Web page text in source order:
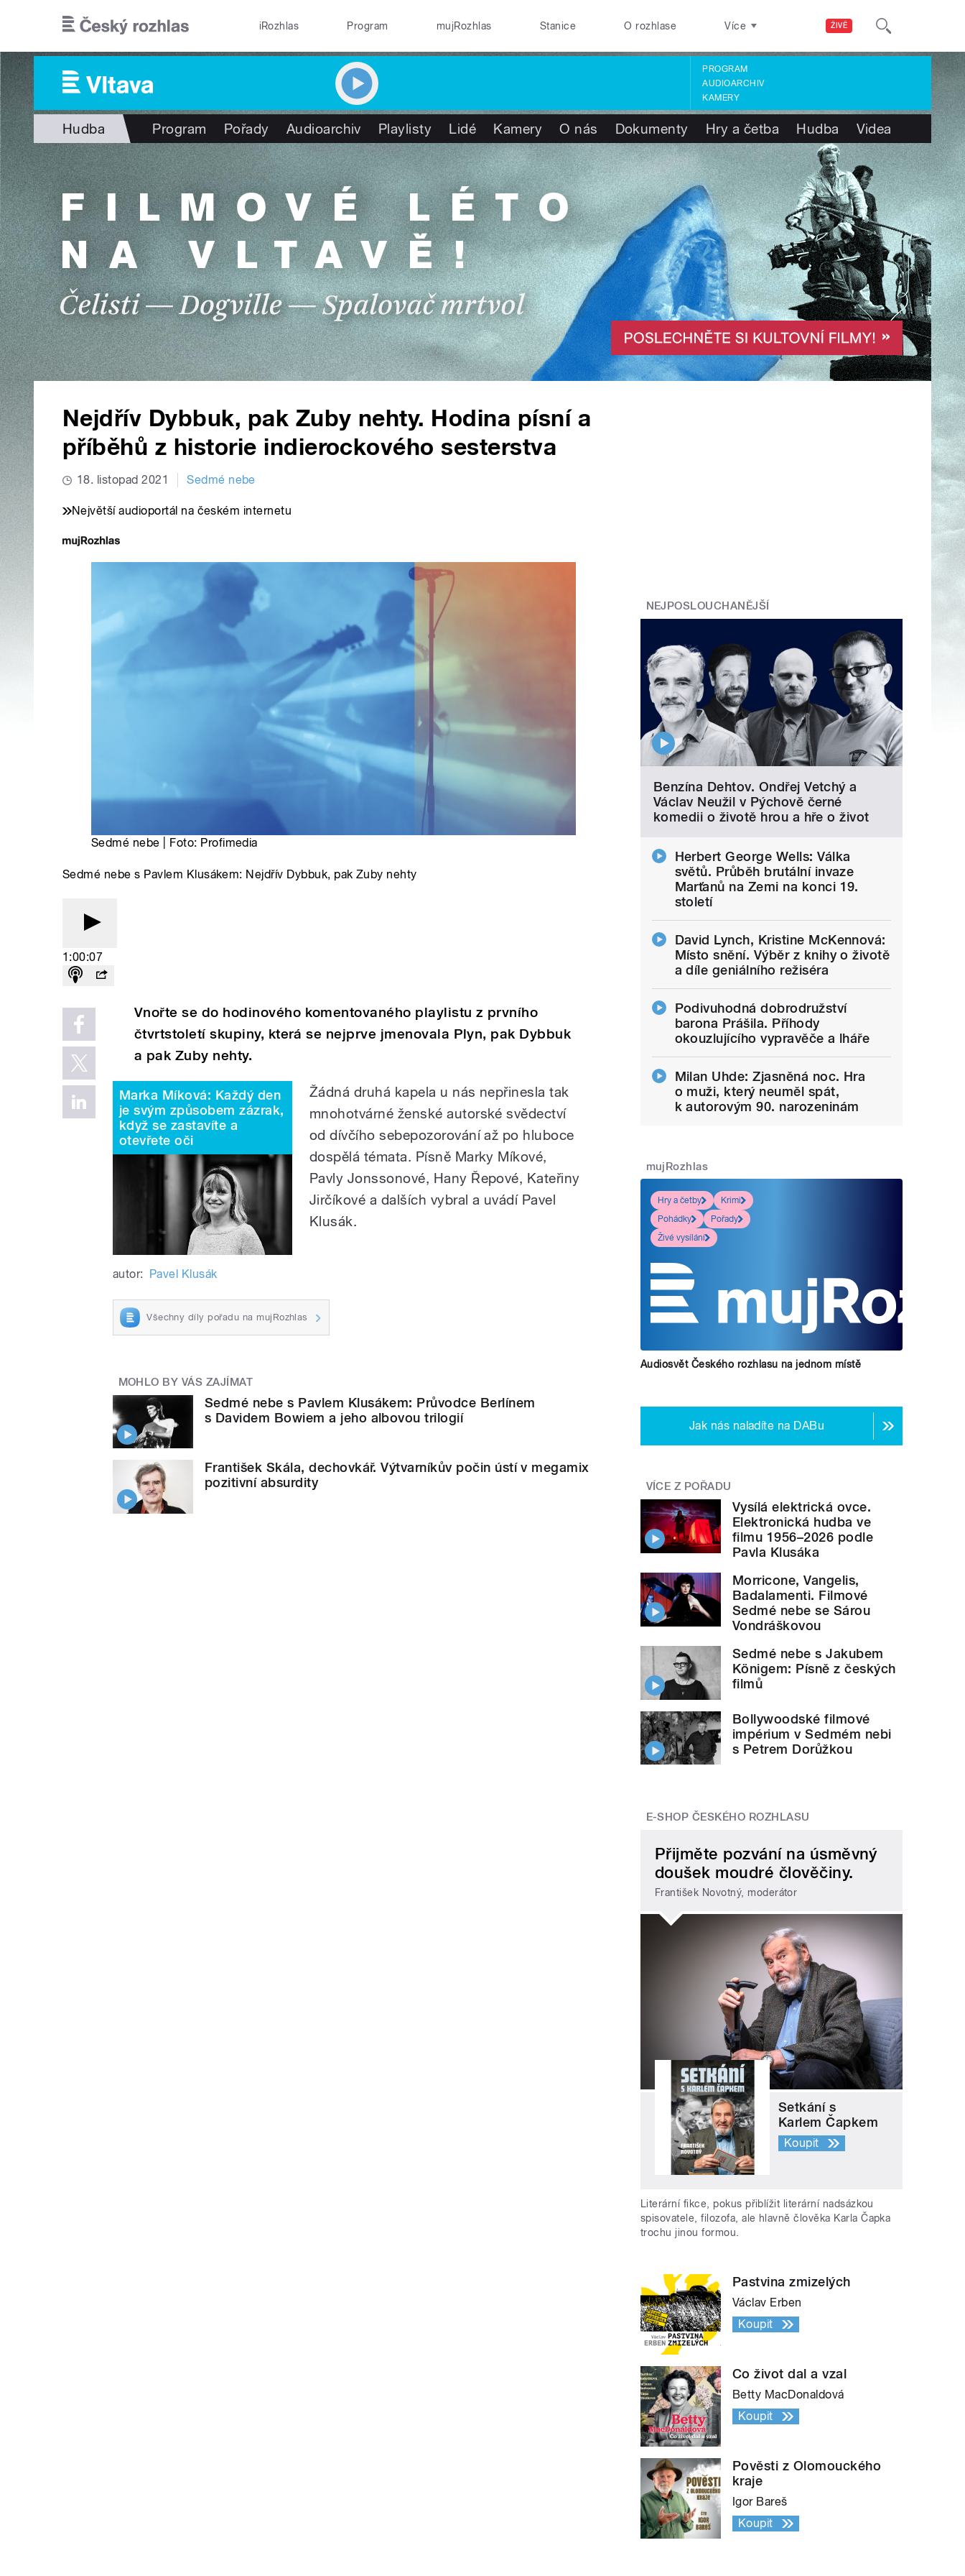
ŽIVĚ
iRozhlas Program mujRozhlas Stanice O rozhlase Více
PROGRAM
AUDIOARCHIV
KAMERY
Hudba Program Pořady Audioarchiv Playlisty Lidé Kamery O nás Dokumenty Hry a četba Hudba Videa
Nejdřív Dybbuk, pak Zuby nehty. Hodina písní a
příběhů z historie indierockového sesterstva
18. listopad 2021 Sedmé nebe
Největší audioportál na českém internetu
Sedmé nebe | Foto: Profimedia
Sedmé nebe s Pavlem Klusákem: Nejdřív Dybbuk, pak Zuby nehty
1:00:07
Vnořte se do hodinového komentovaného playlistu z prvního
čtvrtstoletí skupiny, která se nejprve jmenovala Plyn, pak Dybbuk
a pak Zuby nehty.
Marka Míková: Každý den
je svým způsobem zázrak,
když se zastavíte a
otevřete oči
Žádná druhá kapela u nás nepřinesla tak
mnohotvárné ženské autorské svědectví
od dívčího sebepozorování až po hluboce
dospělá témata. Písně Marky Míkové,
Pavly Jonssonové, Hany Řepové, Kateřiny
Jirčíkové a dalších vybral a uvádí Pavel
Klusák.
autor: Pavel Klusák
Všechny díly pořadu na mujRozhlas
MOHLO BY VÁS ZAJÍMAT
Sedmé nebe s Pavlem Klusákem: Průvodce Berlínem
s Davidem Bowiem a jeho albovou trilogií
František Skála, dechovkář. Výtvarníkův počin ústí v megamix
pozitivní absurdity
NEJPOSLOUCHANĚJŠÍ
Benzína Dehtov. Ondřej Vetchý a
Václav Neužil v Pýchově černé
komedii o životě hrou a hře o život
Herbert George Wells: Válka
světů. Průběh brutální invaze
Marťanů na Zemi na konci 19.
století
David Lynch, Kristine McKennová:
Místo snění. Výběr z knihy o životě
a díle geniálního režiséra
Podivuhodná dobrodružství
barona Prášila. Příhody
okouzlujícího vypravěče a lháře
Milan Uhde: Zjasněná noc. Hra
o muži, který neuměl spát,
k autorovým 90. narozeninám
mujRozhlas
Hry a četby
Krimi
Pohádky
Pořady
Živé vysílání
Audiosvět Českého rozhlasu na jednom místě
Jak nás naladíte na DABu
VÍCE Z POŘADU
Vysílá elektrická ovce.
Elektronická hudba ve
filmu 1956–2026 podle
Pavla Klusáka
Morricone, Vangelis,
Badalamenti. Filmové
Sedmé nebe se Sárou
Vondráškovou
Sedmé nebe s Jakubem
Königem: Písně z českých
filmů
Bollywoodské filmové
impérium v Sedmém nebi
s Petrem Dorůžkou
E-SHOP ČESKÉHO ROZHLASU
Přijměte pozvání na úsměvný
doušek moudré člověčiny.
František Novotný, moderátor
Setkání s
Karlem Čapkem
Koupit
Literární fikce, pokus přiblížit literární nadsázkou
spisovatele, filozofa, ale hlavně člověka Karla Čapka
trochu jinou formou.
Pastvina zmizelých
Václav Erben
Koupit
Co život dal a vzal
Betty MacDonaldová
Koupit
Pověsti z Olomouckého
kraje
Igor Bareš
Koupit